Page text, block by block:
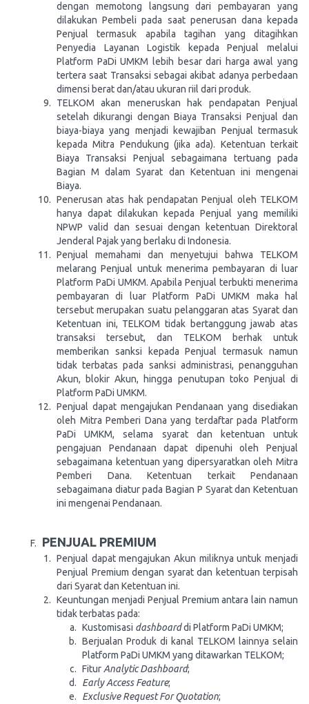
dengan memotong langsung dari pembayaran yang
dilakukan Pembeli pada saat penerusan dana kepada
Penjual termasuk apabila tagihan yang ditagihkan
Penyedia Layanan Logistik kepada Penjual melalui
Platform PaDi UMKM lebih besar dari harga awal yang
tertera saat Transaksi sebagai akibat adanya perbedaan
dimensi berat dan/atau ukuran riil dari produk.
TELKOM akan meneruskan hak pendapatan Penjual
setelah dikurangi dengan Biaya Transaksi Penjual dan
biaya-biaya yang menjadi kewajiban Penjual termasuk
kepada Mitra Pendukung (jika ada). Ketentuan terkait
Biaya Transaksi Penjual sebagaimana tertuang pada
Bagian M dalam Syarat dan Ketentuan ini mengenai
Biaya.
Penerusan atas hak pendapatan Penjual oleh TELKOM
hanya dapat dilakukan kepada Penjual yang memiliki
NPWP valid dan sesuai dengan ketentuan Direktoral
Jenderal Pajak yang berlaku di Indonesia.
Penjual memahami dan menyetujui bahwa TELKOM
melarang Penjual untuk menerima pembayaran di luar
Platform PaDi UMKM. Apabila Penjual terbukti menerima
pembayaran di luar Platform PaDi UMKM maka hal
tersebut merupakan suatu pelanggaran atas Syarat dan
Ketentuan ini, TELKOM tidak bertanggung jawab atas
transaksi tersebut, dan TELKOM berhak untuk
memberikan sanksi kepada Penjual termasuk namun
tidak terbatas pada sanksi administrasi, penangguhan
Akun, blokir Akun, hingga penutupan toko Penjual di
Platform PaDi UMKM.
Penjual dapat mengajukan Pendanaan yang disediakan
oleh Mitra Pemberi Dana yang terdaftar pada Platform
PaDi UMKM, selama syarat dan ketentuan untuk
pengajuan Pendanaan dapat dipenuhi oleh Penjual
sebagaimana ketentuan yang dipersyaratkan oleh Mitra
Pemberi Dana. Ketentuan terkait Pendanaan
sebagaimana diatur pada Bagian P Syarat dan Ketentuan
ini mengenai Pendanaan.
PENJUAL PREMIUM
Penjual dapat mengajukan Akun miliknya untuk menjadi
Penjual Premium dengan syarat dan ketentuan terpisah
dari Syarat dan Ketentuan ini.
Keuntungan menjadi Penjual Premium antara lain namun
tidak terbatas pada:
Kustomisasi dashboarddi Platform PaDi UMKM;
Berjualan Produk di kanal TELKOM lainnya selain
Platform PaDi UMKM yang ditawarkan TELKOM;
Fitur Analytic Dashboard;
Early Access Feature;
Exclusive Request For Quotation;